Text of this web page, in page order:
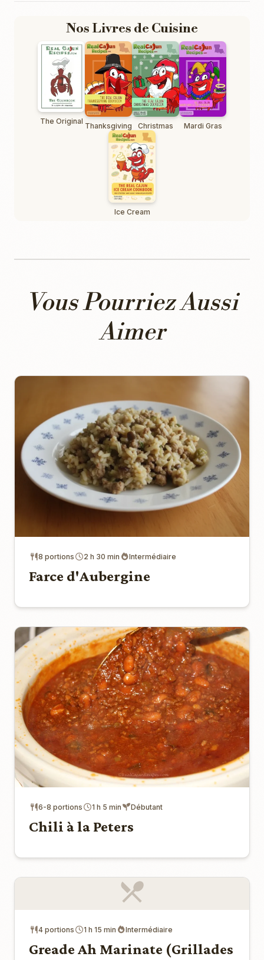
Nos Livres de Cuisine
The Original Thanksgiving Christmas Mardi Gras
Ice Cream
Vous Pourriez Aussi
Aimer
8 portions 2 h 30 min Intermédiaire
Farce d'Aubergine
6-8 portions 1 h 5 min Débutant
Chili à la Peters
4 portions 1 h 15 min Intermédiaire
Greade Ah Marinate (Grillades